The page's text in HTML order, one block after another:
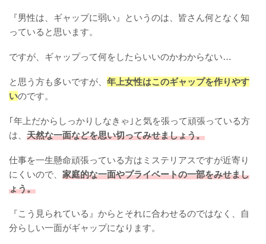
『男性は、ギャップに弱い』というのは、皆さん何となく知
っていると思います。
ですが、ギャップって何をしたらいいのかわからない…
と思う方も多いですが、 年上女性はこのギャップを作りやす
いのです。
｢年上だからしっかりしなきゃ｣と気を張って頑張っている方
は、 天然な一面などを思い切ってみせましょう。
仕事を一生懸命頑張っている方はミステリアスですが近寄り
にくいので、 家庭的な一面やプライベートの一部をみせまし
ょう。
『こう見られている』からとそれに合わせるのではなく、自
分らしい一面がギャップになります。